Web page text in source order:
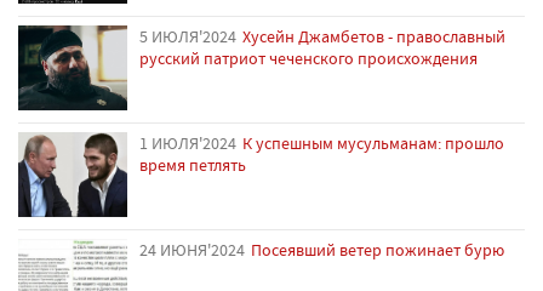
5 ИЮЛЯ'2024 Хусейн Джамбетов - православный
русский патриот чеченского происхождения
1 ИЮЛЯ'2024 К успешным мусульманам: прошло
время петлять
24 ИЮНЯ'2024 Посеявший ветер пожинает бурю